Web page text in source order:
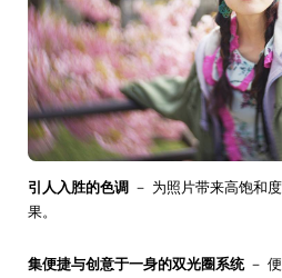
引人入胜的色调 － 为照片带来高饱和
果。
集便捷与创意于一身的双光圈系统－ 便